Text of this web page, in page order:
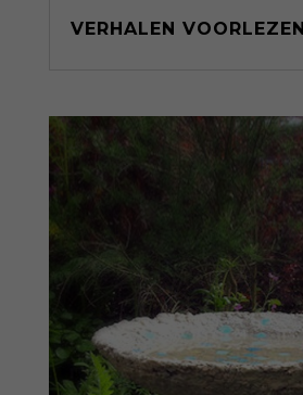
VERHALEN VOORLEZEN